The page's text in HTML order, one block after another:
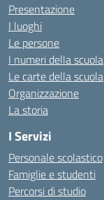
Presentazione
I luoghi
Le persone
I numeri della scuola
Le carte della scuola
Organizzazione
La storia
I Servizi
Personale scolastico
Famiglie e studenti
Percorsi di studio